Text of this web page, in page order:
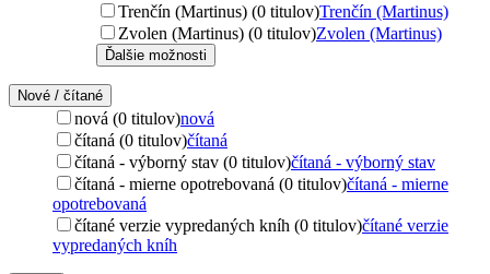
Trenčín (Martinus) (0 titulov)Trenčín (Martinus)
Zvolen (Martinus) (0 titulov)Zvolen (Martinus)
Ďalšie možnosti
Nové / čítané
nová (0 titulov)nová
čítaná (0 titulov)čítaná
čítaná - výborný stav (0 titulov)čítaná - výborný stav
čítaná - mierne opotrebovaná (0 titulov)čítaná - mierne
opotrebovaná
čítané verzie vypredaných kníh (0 titulov)čítané verzie
vypredaných kníh